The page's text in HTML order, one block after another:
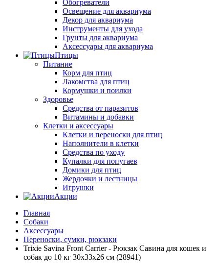
Обогреватели
Освещение для аквариума
Декор для аквариума
Инструменты для ухода
Грунты для аквариума
Аксессуары для аквариума
Птицы
Питание
Корм для птиц
Лакомства для птиц
Кормушки и поилки
Здоровье
Средства от паразитов
Витамины и добавки
Клетки и аксессуары
Клетки и переноски для птиц
Наполнители в клетки
Средства по уходу
Купалки для попугаев
Домики для птиц
Жердочки и лестницы
Игрушки
Акции
Главная
Собаки
Аксессуары
Переноски, сумки, рюкзаки
Trixie Savina Front Carrier - Рюкзак Савина для кошек и
собак до 10 кг 30х33х26 см (28941)